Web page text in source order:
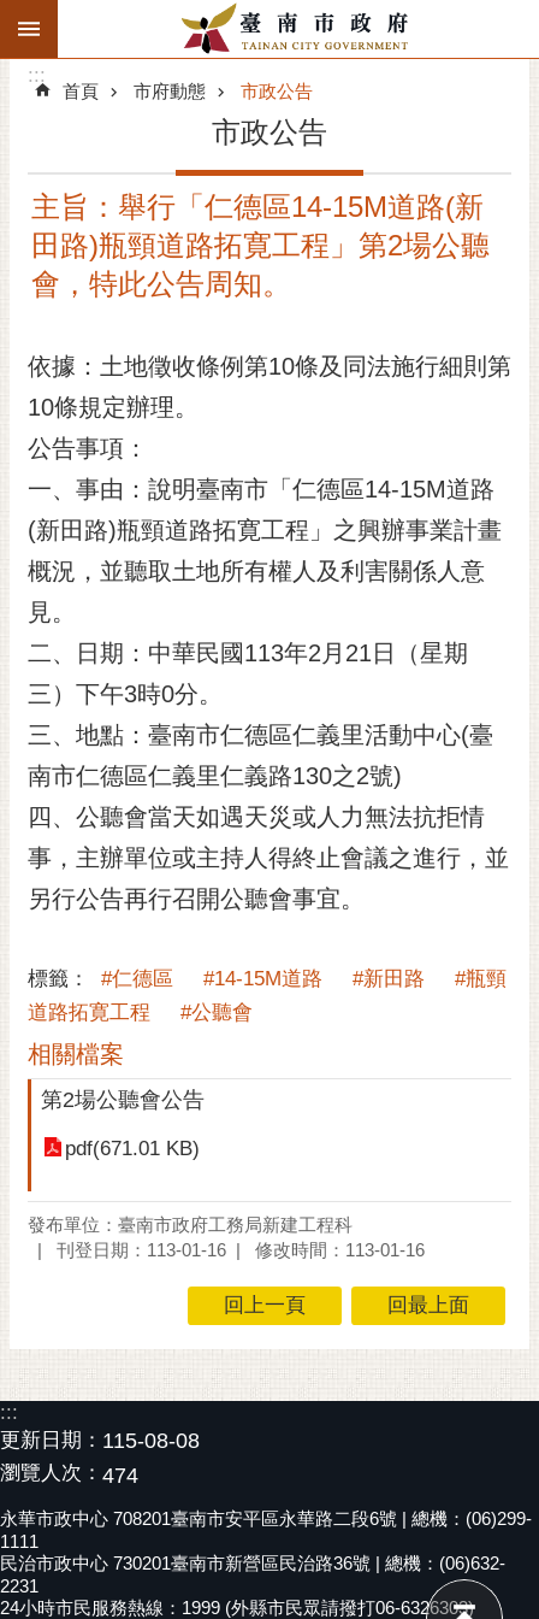
跳到主要內容區塊
搜
階
精彩府城
市府動態
市政資訊
市民互動
黃
偉
哲
光
花
桐
花
祭
網
導
覽
訂
閱
RSS
電
子
報
信
箱
English
日
本
語
隱
:::
:::
首頁 市府動態 市政公告
市政公告
主旨：舉行「仁德區14-15M道路(新
田路)瓶頸道路拓寛工程」第2場公聽
會，特此公告周知。
依據：土地徵收條例第10條及同法施行細則第
10條規定辦理。
公告事項：
一、事由：說明臺南市「仁德區14-15M道路
(新田路)瓶頸道路拓寛工程」之興辦事業計畫
概況，並聽取土地所有權人及利害關係人意
見。
二、日期：中華民國113年2月21日（星期
三）下午3時0分。
三、地點：臺南市仁德區仁義里活動中心(臺
南市仁德區仁義里仁義路130之2號)
四、公聽會當天如遇天災或人力無法抗拒情
事，主辦單位或主持人得終止會議之進行，並
另行公告再行召開公聽會事宜。
標籤： #仁德區 #14-15M道路 #新田路
#瓶頸
道路拓寛工程
#公聽會
相關檔案
第2場公聽會公告
pdf(671.01 KB)
發布單位：臺南市政府工務局新建工程科
刊登日期：113-01-16
修改時間：113-01-16
回上一頁 回最上面
:::
更新日期： 115-08-08
瀏覽人次： 474
永華市政中心 708201臺南市安平區永華路二段6號 | 總機：(06)299-
1111
民治市政中心 730201臺南市新營區民治路36號 | 總機：(06)632-
2231
24小時市民服務熱線：1999 (外縣市民眾請撥打06-6326303)